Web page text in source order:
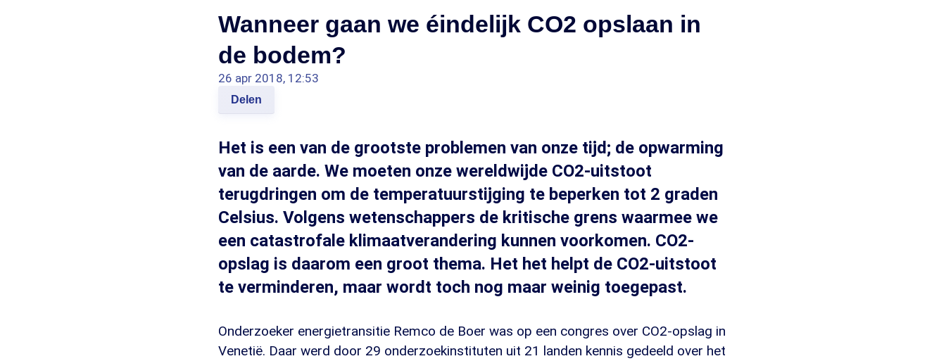
Wanneer gaan we éindelijk CO2 opslaan in
de bodem?
26 apr 2018, 12:53
Delen
Het is een van de grootste problemen van onze tijd; de opwarming
van de aarde. We moeten onze wereldwijde CO2-uitstoot
terugdringen om de temperatuurstijging te beperken tot 2 graden
Celsius. Volgens wetenschappers de kritische grens waarmee we
een catastrofale klimaatverandering kunnen voorkomen. CO2-
opslag is daarom een groot thema. Het het helpt de CO2-uitstoot
te verminderen, maar wordt toch nog maar weinig toegepast.
Onderzoeker energietransitie Remco de Boer was op een congres over CO2-opslag in
Venetië. Daar werd door 29 onderzoekinstituten uit 21 landen kennis gedeeld over het